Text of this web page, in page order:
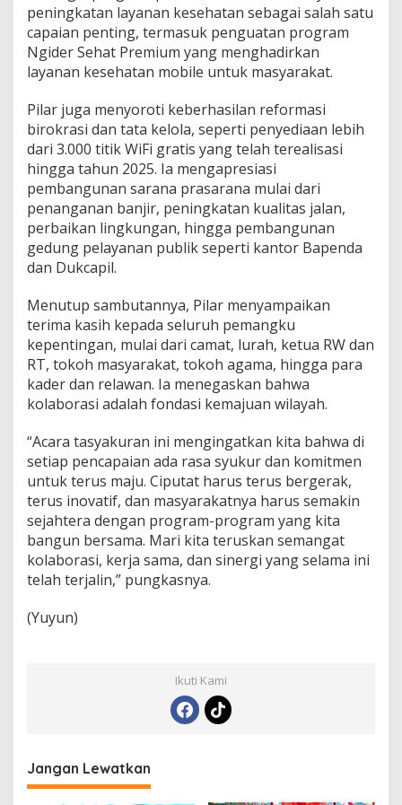
peningkatan layanan kesehatan sebagai salah satu
capaian penting, termasuk penguatan program
Ngider Sehat Premium yang menghadirkan
layanan kesehatan mobile untuk masyarakat.
Pilar juga menyoroti keberhasilan reformasi
birokrasi dan tata kelola, seperti penyediaan lebih
dari 3.000 titik WiFi gratis yang telah terealisasi
hingga tahun 2025. Ia mengapresiasi
pembangunan sarana prasarana mulai dari
penanganan banjir, peningkatan kualitas jalan,
perbaikan lingkungan, hingga pembangunan
gedung pelayanan publik seperti kantor Bapenda
dan Dukcapil.
Menutup sambutannya, Pilar menyampaikan
terima kasih kepada seluruh pemangku
kepentingan, mulai dari camat, lurah, ketua RW dan
RT, tokoh masyarakat, tokoh agama, hingga para
kader dan relawan. Ia menegaskan bahwa
kolaborasi adalah fondasi kemajuan wilayah.
“Acara tasyakuran ini mengingatkan kita bahwa di
setiap pencapaian ada rasa syukur dan komitmen
untuk terus maju. Ciputat harus terus bergerak,
terus inovatif, dan masyarakatnya harus semakin
sejahtera dengan program-program yang kita
bangun bersama. Mari kita teruskan semangat
kolaborasi, kerja sama, dan sinergi yang selama ini
telah terjalin,” pungkasnya.
(Yuyun)
Ikuti Kami
Jangan Lewatkan